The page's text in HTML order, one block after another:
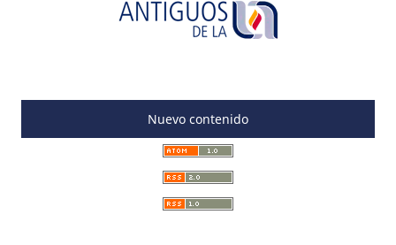
Nuevo contenido